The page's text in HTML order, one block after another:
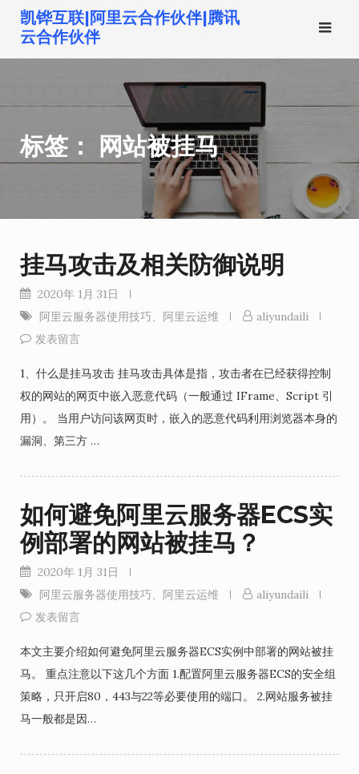
到
凯铧互联|阿里云合作伙伴|腾讯
云合作伙伴
标签： 网站被挂马
挂马攻击及相关防御说明
2020年 1月 31日
阿里云服务器使用技巧、 阿里云运维
aliyundaili
发表留言
1、什么是挂马攻击 挂马攻击具体是指，攻击者在已经获得控制
权的网站的网页中嵌入恶意代码（一般通过 IFrame、Script 引
用）。 当用户访问该网页时，嵌入的恶意代码利用浏览器本身的
漏洞、第三方 …
如何避免阿里云服务器ECS实
例部署的网站被挂马？
2020年 1月 31日
阿里云服务器使用技巧、 阿里云运维
aliyundaili
发表留言
本文主要介绍如何避免阿里云服务器ECS实例中部署的网站被挂
马。 重点注意以下这几个方面 1.配置阿里云服务器ECS的安全组
策略，只开启80，443与22等必要使用的端口。 2.网站服务被挂
马一般都是因…